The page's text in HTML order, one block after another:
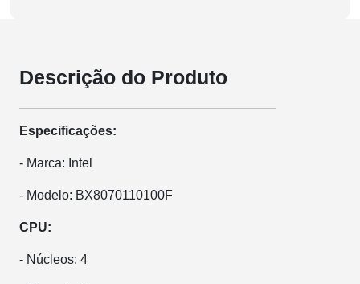
Descrição do Produto
Especificações:
- Marca: Intel
- Modelo: BX8070110100F
CPU:
- Núcleos: 4